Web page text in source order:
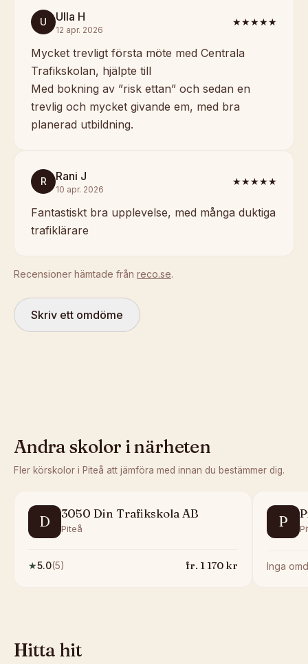
U Ulla H
12 apr. 2026
★★★★★
Mycket trevligt första möte med Centrala
Trafikskolan, hjälpte till
Med bokning av ”risk ettan” och sedan en
trevlig och mycket givande em, med bra
planerad utbildning.
R Rani J
10 apr. 2026
★★★★★
Fantastiskt bra upplevelse, med många duktiga
trafiklärare
Recensioner hämtade från reco.se.
Skriv ett omdöme
Andra skolor i närheten
Fler körskolor i Piteå att jämföra med innan du bestämmer dig.
D 3050 Din Trafikskola AB
Piteå
★5.0(5) fr. 1 170kr
P
Inga
Hitta hit